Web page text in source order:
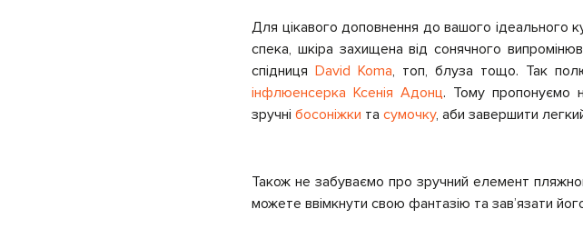
Для цікавого доповнення до вашого ідеального
спека, шкіра захищена від сонячного
спідниця David Koma, топ, блуза тощо. Так
інфлюенсерка Ксенія Адонц. Тому пропонуємо
зручні босоніжки та сумочку, аби завершити
Також не забуваємо про зручний елемент
можете ввімкнути свою фантазію та зав’язати